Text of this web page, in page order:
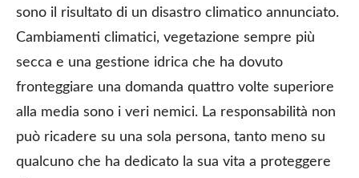
sono il risultato di un disastro climatico annunciato.
Cambiamenti climatici, vegetazione sempre più
secca e una gestione idrica che ha dovuto
fronteggiare una domanda quattro volte superiore
alla media sono i veri nemici. La responsabilità non
può ricadere su una sola persona, tanto meno su
qualcuno che ha dedicato la sua vita a proteggere